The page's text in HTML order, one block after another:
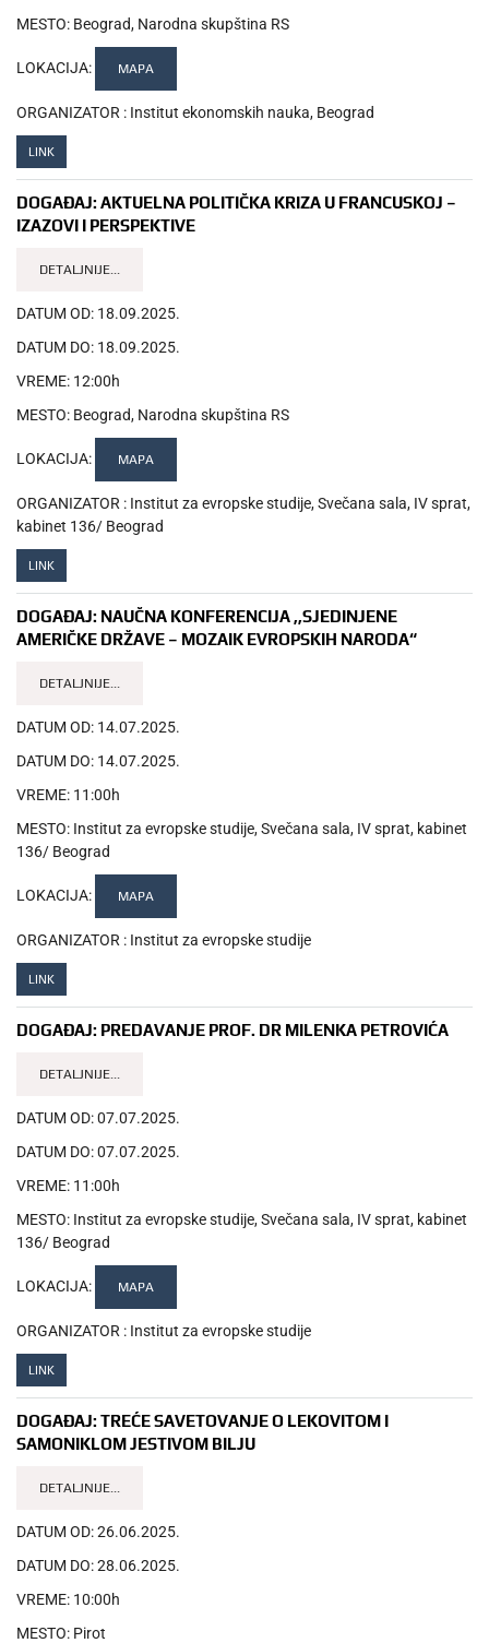
MESTO: Beograd, Narodna skupština RS
LOKACIJA: MAPA
ORGANIZATOR : Institut ekonomskih nauka, Beograd
LINK
DOGAĐAJ:AKTUELNA POLITIČKA KRIZA U FRANCUSKOJ –
IZAZOVI I PERSPEKTIVE
DETALJNIJE...
DATUM OD: 18.09.2025.
DATUM DO: 18.09.2025.
VREME: 12:00h
MESTO: Beograd, Narodna skupština RS
LOKACIJA: MAPA
ORGANIZATOR : Institut za evropske studije, Svečana sala, IV sprat,
kabinet 136/ Beograd
LINK
DOGAĐAJ: NAUČNA KONFERENCIJA ,,SJEDINJENE
AMERIČKE DRŽAVE – MOZAIK EVROPSKIH NARODA“
DETALJNIJE...
DATUM OD: 14.07.2025.
DATUM DO: 14.07.2025.
VREME: 11:00h
MESTO: Institut za evropske studije, Svečana sala, IV sprat, kabinet
136/ Beograd
LOKACIJA: MAPA
ORGANIZATOR : Institut za evropske studije
LINK
DOGAĐAJ: PREDAVANJE PROF. DR MILENKA PETROVIĆA
DETALJNIJE...
DATUM OD:07.07.2025.
DATUM DO:07.07.2025.
VREME: 11:00h
MESTO: Institut za evropske studije, Svečana sala, IV sprat, kabinet
136/ Beograd
LOKACIJA: MAPA
ORGANIZATOR : Institut za evropske studije
LINK
DOGAĐAJ:TREĆE SAVETOVANJE O LEKOVITOM I
SAMONIKLOM JESTIVOM BILJU
DETALJNIJE...
DATUM OD:26.06.2025.
DATUM DO:28.06.2025.
VREME: 10:00h
MESTO: Pirot